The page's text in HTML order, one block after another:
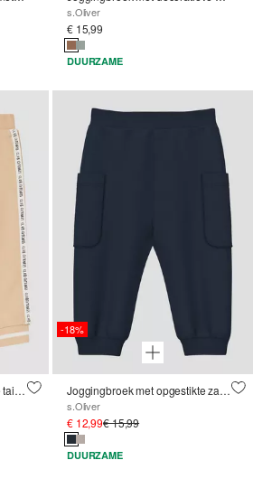
s.Oliver
€ 15,99
DUURZAME
Joggingbroek met elastische tailleband
-18%
Joggingbroek met opgestikte zakken
s.Oliver
€ 12,99€ 15,99
DUURZAME